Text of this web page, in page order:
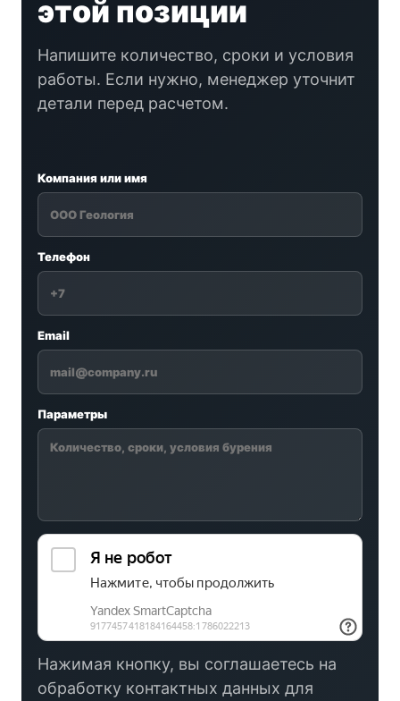
этой позиции
Напишите количество, сроки и условия
работы. Если нужно, менеджер уточнит
детали перед расчетом.
Компания или имя
Телефон
Email
Параметры
Нажимая кнопку, вы соглашаетесь на
обработку контактных данных для